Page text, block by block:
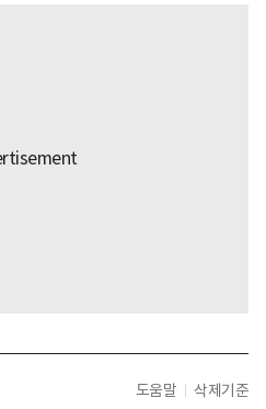
도움말 삭제기준